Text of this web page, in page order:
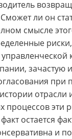
ли он
смысле
зачастую
при
отрасли
процессов эти
остается
и